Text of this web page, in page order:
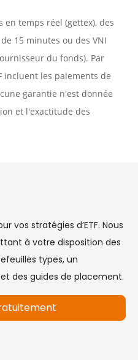
en temps réel (gettex), des
15 minutes ou des VNI
du fonds). Par
incluent les paiements de
garantie n'est donnée
et l'exactitude des